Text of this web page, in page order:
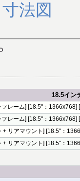
法図
18.5イン
フレーム] [18.5"：
フレーム] [18.5"：1366x768] [
+ リアマウント] [18.5"：
+ リアマウント] [18.5"：